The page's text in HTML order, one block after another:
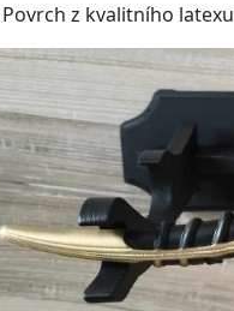
Povrch z kvalitního latexu